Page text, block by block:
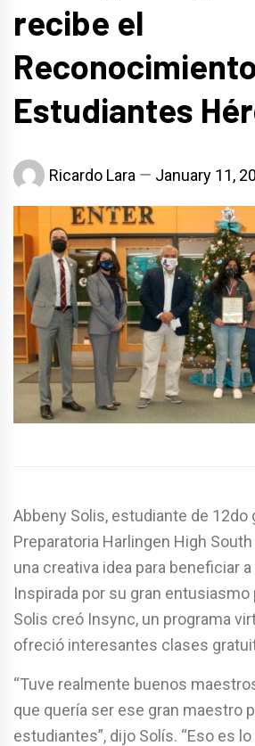
recibe el
Estudiantes
Ricardo Lara January 11,
Abbeny Solis, estudiante de 12do
Preparatoria Harlingen High
una creativa idea para beneficiar
Inspirada por su gran entusiasmo
Solis creó Insync, un programa
ofreció interesantes clases
“Tuve realmente buenos
que quería ser ese gran maestro
estudiantes”, dijo Solís. “Eso es